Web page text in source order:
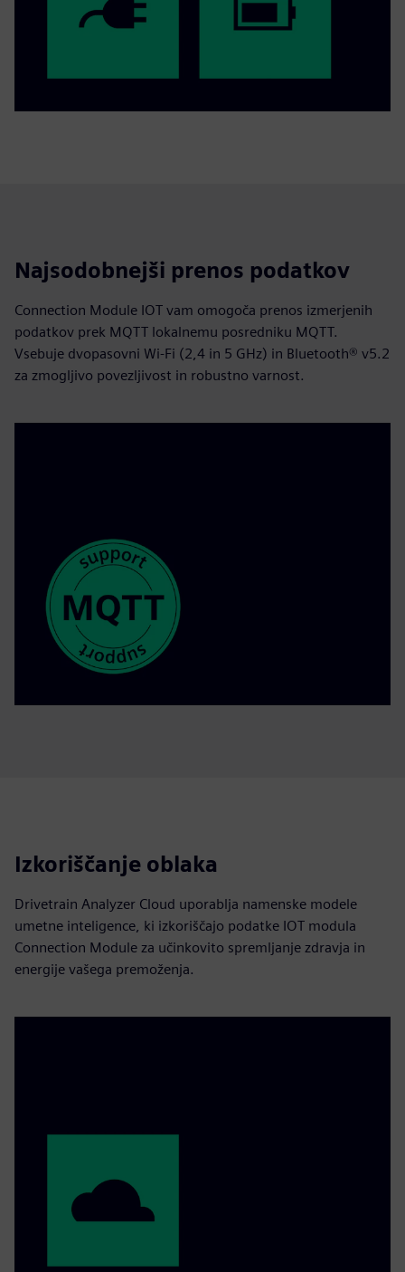
Najsodobnejši prenos podatkov
Connection Module IOT vam omogoča prenos izmerjenih
podatkov prek MQTT lokalnemu posredniku MQTT.
Vsebuje dvopasovni Wi-Fi (2,4 in 5 GHz) in Bluetooth® v5.2
za zmogljivo povezljivost in robustno varnost.
Izkoriščanje oblaka
Drivetrain Analyzer Cloud uporablja namenske modele
umetne inteligence, ki izkoriščajo podatke IOT modula
Connection Module za učinkovito spremljanje zdravja in
energije vašega premoženja.